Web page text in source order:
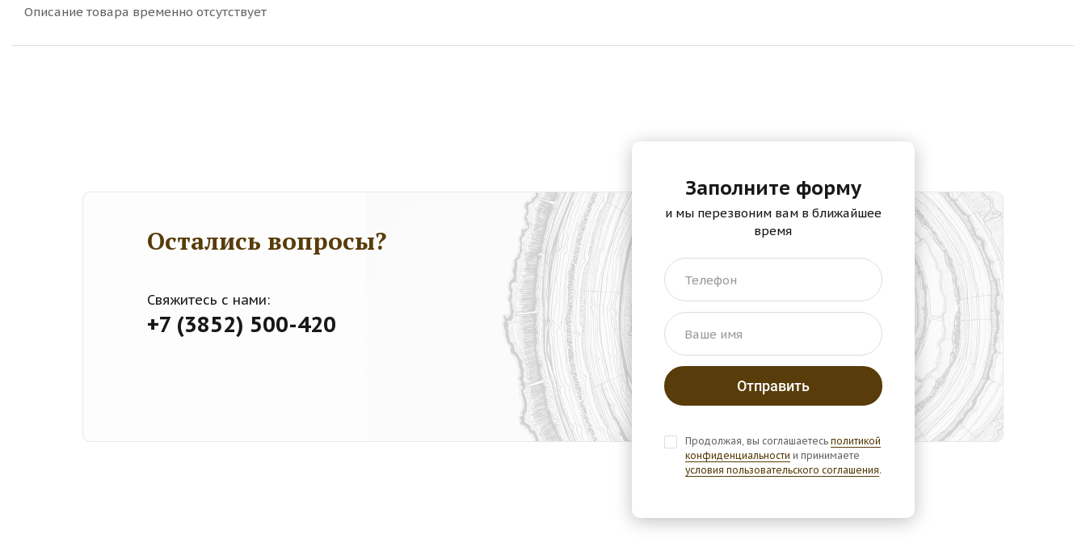
Описание товара временно отсутствует
Остались вопросы?
Свяжитесь с нами:
+7 (3852) 500-420
Заполните форму
и мы перезвоним вам в ближайшее
время
Телефон
Ваше имя
Продолжая, вы соглашаетесь политикой
конфиденциальности и принимаете
условия пользовательского соглашения.